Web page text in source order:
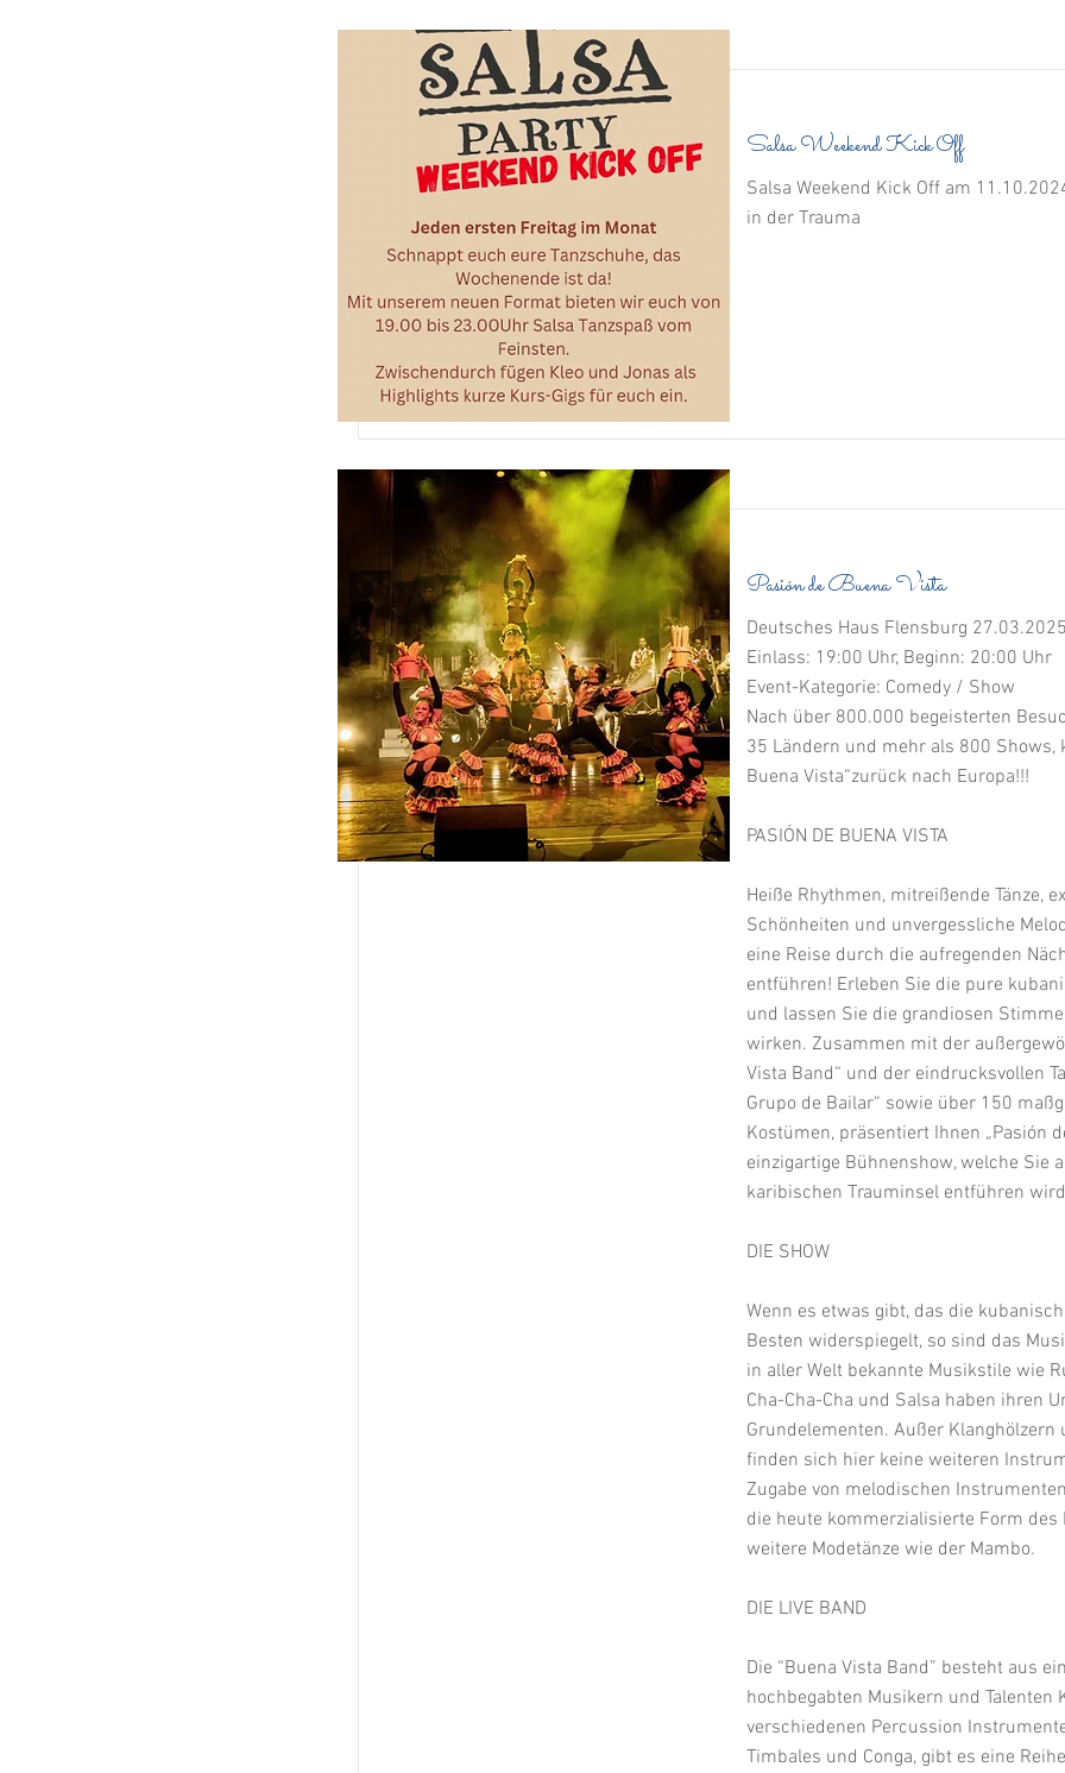
Salsa Weekend Kick Off
Salsa Weekend Kick Off am
in der Trauma
Pasión de Buena Vista
Deutsches Haus Flensburg
Einlass: 19:00 Uhr, Beginn: 20:00 Uhr
Event-Kategorie: Comedy / Show
Nach über 800.000 begeisterten
35 Ländern und mehr als 800 Shows,
Buena Vista“zurück nach Europa!!!
PASIÓN DE BUENA VISTA
Heiße Rhythmen, mitreißende Tänze,
Schönheiten und unvergessliche
eine Reise durch die aufregenden
entführen! Erleben Sie die pure
und lassen Sie die grandiosen
wirken. Zusammen mit der
Vista Band“ und der eindrucksvollen
Grupo de Bailar“ sowie über 150
Kostümen, präsentiert Ihnen „Pasión
einzigartige Bühnenshow, welche Sie
karibischen Trauminsel entführen
DIE SHOW
Wenn es etwas gibt, das die
Besten widerspiegelt, so sind das
in aller Welt bekannte Musikstile wie
Cha-Cha-Cha und Salsa haben ihren
Grundelementen. Außer Klanghölzern
finden sich hier keine weiteren
Zugabe von melodischen
die heute kommerzialisierte Form des
weitere Modetänze wie der Mambo.
DIE LIVE BAND
Die “Buena Vista Band” besteht aus
hochbegabten Musikern und Talenten
verschiedenen Percussion
Timbales und Conga, gibt es eine